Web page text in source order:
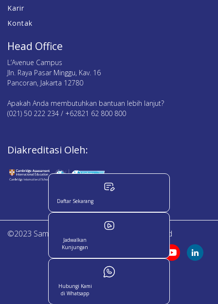
Karir
Kontak
Head Office
L’Avenue Campus
Jln. Raya Pasar Minggu, Kav. 16
Pancoran, Jakarta 12780
Apakah Anda membutuhkan bantuan lebih lanjut?
(021) 50 222 234 / +62821 62 800 800
Diakreditasi Oleh:
©2023 Sampoerna Academy. All Right Reserved
Daftar Sekarang
Jadwalkan
Kunjungan
Hubungi Kami
di Whatsapp